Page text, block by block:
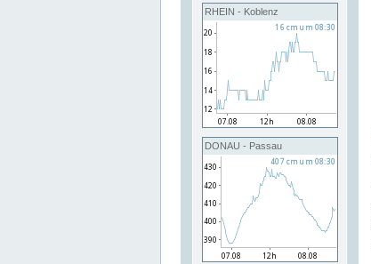
RHEIN - Koblenz
DONAU - Passau